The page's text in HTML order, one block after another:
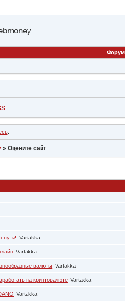
Форум
.
»Оцените сайт
пути! Vartakka
Vartakka
валюты Vartakka
на криптовалюте Vartakka
Vartakka